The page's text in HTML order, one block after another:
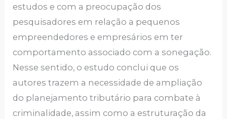
estudos e com a preocupação dos
pesquisadores em relação a pequenos
empreendedores e empresários em ter
comportamento associado com a sonegação.
Nesse sentido, o estudo conclui que os
autores trazem a necessidade de ampliação
do planejamento tributário para combate à
criminalidade, assim como a estruturação da